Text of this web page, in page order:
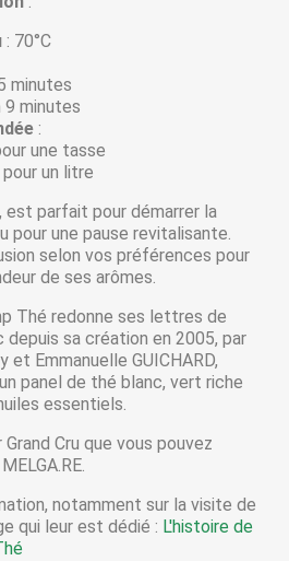
: 70°C
minutes
9 minutes
:
une tasse
un litre
est parfait pour démarrer la
pour une pause revitalisante.
selon vos préférences pour
de ses arômes.
Thé redonne ses lettres de
sa création en 2005, par
et Emmanuelle GUICHARD,
panel de thé blanc, vert riche
essentiels.
Cru que vous pouvez
notamment sur la visite de
qui leur est dédié : L'histoire de